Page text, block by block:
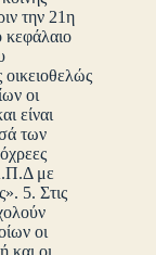
την 21η
κεφάλαιο
οικειοθελώς
οι
είναι
των
με
5. Στις
οι
και οι